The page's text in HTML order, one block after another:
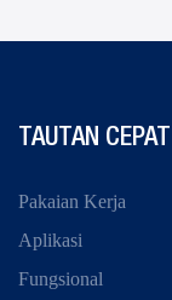
TAUTAN CEPAT
Pakaian Kerja
Aplikasi
Fungsional